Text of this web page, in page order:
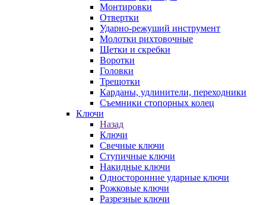
Монтировки
Отвертки
Ударно-режуший инструмент
Молотки рихтовочные
Щетки и скребки
Воротки
Головки
Трещотки
Карданы, удлинители, переходники
Съемники стопорных колец
Ключи
Назад
Ключи
Свечные ключи
Ступичные ключи
Накидные ключи
Односторонние ударные ключи
Рожковые ключи
Разрезные ключи